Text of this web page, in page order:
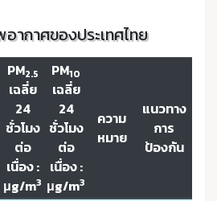
ากาศของประเทศไทย
PM2.5
เฉลี่ย
24
ชั่วโมง
ต่อ
เนื่อง :
μg/m3
PM10
เฉลี่ย
24
ชั่วโมง
ต่อ
เนื่อง :
μg/m3
ความ
หมาย
แนวทาง
การ
ป้องกัน